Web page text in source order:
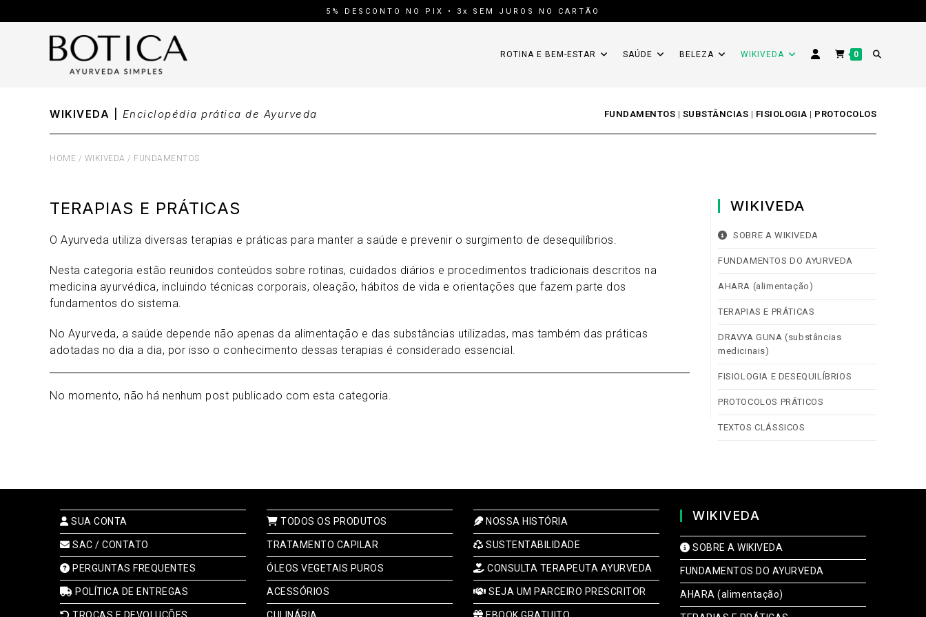
para
5% DESCONTO NO PIX • 3x SEM JUROS NO CARTÃO
ROTINA E BEM-ESTAR SAÚDE BELEZA WIKIVEDA 0 ALTERNAR
WIKIVEDA Enciclopédia prática de Ayurveda FUNDAMENTOS | SUBSTÂNCIAS | FISIOLOGIA | PROTOCOLOS
HOME / WIKIVEDA / FUNDAMENTOS
TERAPIAS E PRÁTICAS
O Ayurveda utiliza diversas terapias e práticas para manter a saúde e prevenir o surgimento de desequilíbrios.
Nesta categoria estão reunidos conteúdos sobre rotinas, cuidados diários e procedimentos tradicionais descritos na
medicina ayurvédica, incluindo técnicas corporais, oleação, hábitos de vida e orientações que fazem parte dos
fundamentos do sistema.
No Ayurveda, a saúde depende não apenas da alimentação e das substâncias utilizadas, mas também das práticas
adotadas no dia a dia, por isso o conhecimento dessas terapias é considerado essencial.
No momento, não há nenhum post publicado com esta categoria.
WIKIVEDA
SOBRE A WIKIVEDA
FUNDAMENTOS DO AYURVEDA
AHARA (alimentação)
TERAPIAS E PRÁTICAS
DRAVYA GUNA (substâncias
medicinais)
FISIOLOGIA E DESEQUILÍBRIOS
PROTOCOLOS PRÁTICOS
TEXTOS CLÁSSICOS
SUA CONTA
SAC / CONTATO
PERGUNTAS FREQUENTES
POLÍTICA DE ENTREGAS
TODOS OS PRODUTOS
TRATAMENTO CAPILAR
ÓLEOS VEGETAIS PUROS
ACESSÓRIOS
NOSSA HISTÓRIA
SUSTENTABILIDADE
CONSULTA TERAPEUTA AYURVEDA
SEJA UM PARCEIRO PRESCRITOR
WIKIVEDA
SOBRE A WIKIVEDA
FUNDAMENTOS DO AYURVEDA
AHARA (alimentação)